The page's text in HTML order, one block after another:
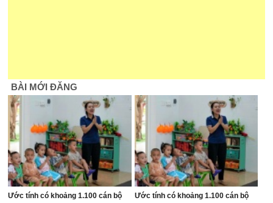
BÀI MỚI ĐĂNG
Ước tính có khoảng 1.100 cán bộ
Ước tính có khoảng 1.100 cán bộ